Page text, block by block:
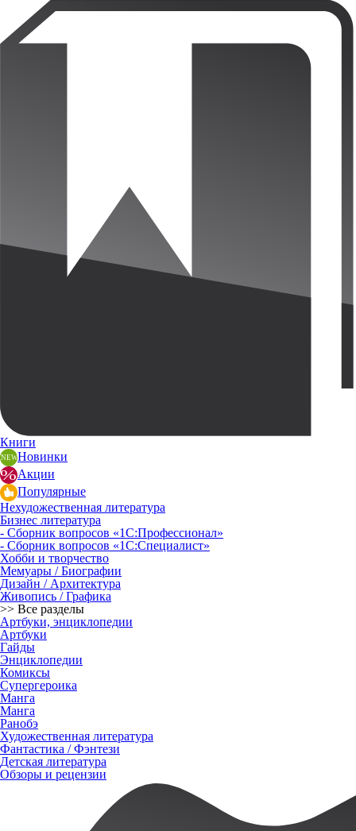
Книги
Новинки
Акции
Популярные
Нехудожественная литература
Бизнес литература
- Сборник вопросов «1С:Профессионал»
- Сборник вопросов «1С:Специалист»
Хобби и творчество
Мемуары / Биографии
Дизайн / Архитектура
Живопись / Графика
>> Все разделы
Артбуки, энциклопедии
Артбуки
Гайды
Энциклопедии
Комиксы
Супергероика
Манга
Манга
Ранобэ
Художественная литература
Фантастика / Фэнтези
Детская литература
Обзоры и рецензии